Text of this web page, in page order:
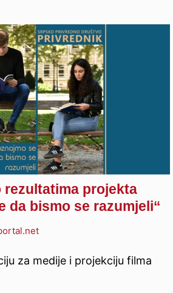
rezultatima projekta
da bismo se razumjeli“
za medije i projekciju filma